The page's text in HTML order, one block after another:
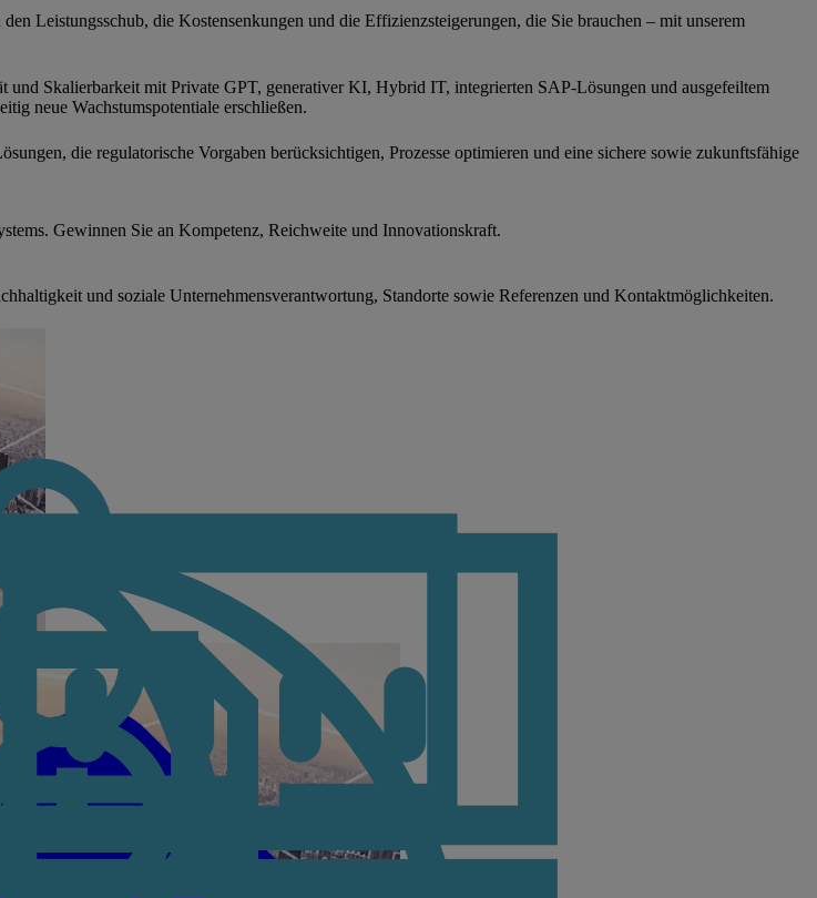
Leistungsschub, die Kostensenkungen und die Effizienzsteigerungen, die Sie brauchen – mit unserem
Skalierbarkeit mit Private GPT, generativer KI, Hybrid IT, integrierten SAP-Lösungen und ausgefeiltem
neue Wachstumspotentiale erschließen.
die regulatorische Vorgaben berücksichtigen, Prozesse optimieren und eine sichere sowie zukunftsfähige
Gewinnen Sie an Kompetenz, Reichweite und Innovationskraft.
und soziale Unternehmensverantwortung, Standorte sowie Referenzen und Kontaktmöglichkeiten.